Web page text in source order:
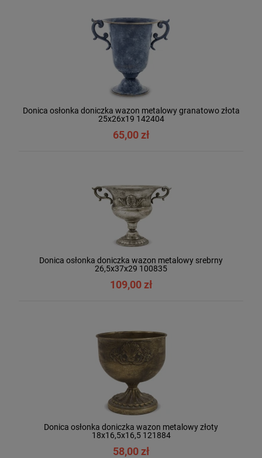
Donica osłonka doniczka wazon metalowy granatowo złota
25x26x19 142404
65,00 zł
Donica osłonka doniczka wazon metalowy srebrny
26,5x37x29 100835
109,00 zł
Donica osłonka doniczka wazon metalowy złoty
18x16,5x16,5 121884
58,00 zł